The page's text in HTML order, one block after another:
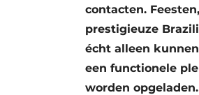
contacten.
prestigieuze
écht alleen
een functionele
worden